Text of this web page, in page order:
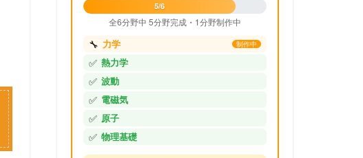
5/6
全6分野中 5分野完成・1分野制作中
🔧 力学 制作中
✅ 熱力学
✅ 波動
✅ 電磁気
✅ 原子
✅ 物理基礎